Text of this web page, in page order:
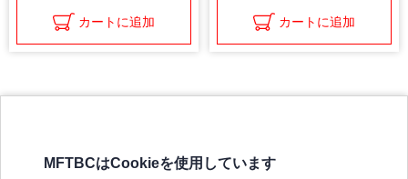
カートに追加 カートに追加
MFTBCはCookieを使用しています